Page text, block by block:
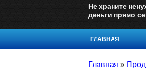
Не храните
деньги прямо
ГЛАВНАЯ
Главная »